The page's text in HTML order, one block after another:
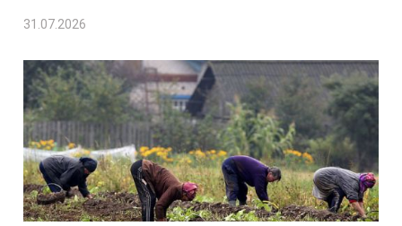
31.07.2026